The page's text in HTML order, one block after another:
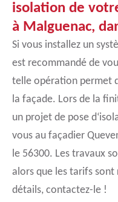
isolation de
à Malguenac,
Si vous installez un
est recommandé de
telle opération permet
la façade. Lors de la
un projet de pose
vous au façadier
le 56300. Les travaux
alors que les tarifs sont
détails, contactez-le !